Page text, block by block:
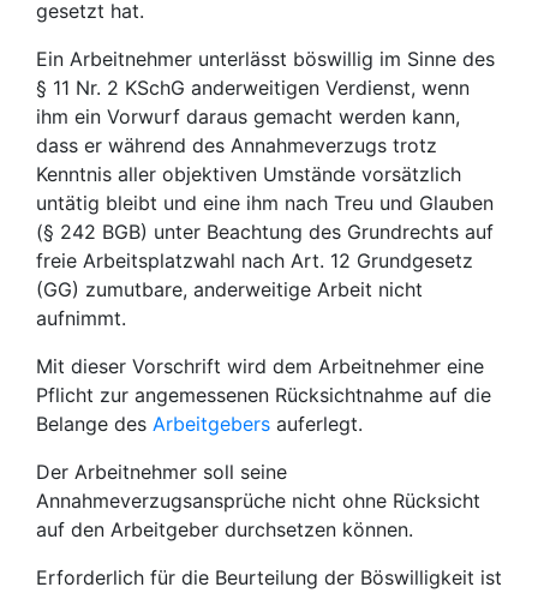
gesetzt hat.
Ein Arbeitnehmer unterlässt böswillig im Sinne des
§ 11 Nr. 2 KSchG anderweitigen Verdienst, wenn
ihm ein Vorwurf daraus gemacht werden kann,
dass er während des Annahmeverzugs trotz
Kenntnis aller objektiven Umstände vorsätzlich
untätig bleibt und eine ihm nach Treu und Glauben
(§ 242 BGB) unter Beachtung des Grundrechts auf
freie Arbeitsplatzwahl nach Art. 12 Grundgesetz
(GG) zumutbare, anderweitige Arbeit nicht
aufnimmt.
Mit dieser Vorschrift wird dem Arbeitnehmer eine
Pflicht zur angemessenen Rücksichtnahme auf die
Belange des Arbeitgebers auferlegt.
Der Arbeitnehmer soll seine
Annahmeverzugsansprüche nicht ohne Rücksicht
auf den Arbeitgeber durchsetzen können.
Erforderlich für die Beurteilung der Böswilligkeit ist